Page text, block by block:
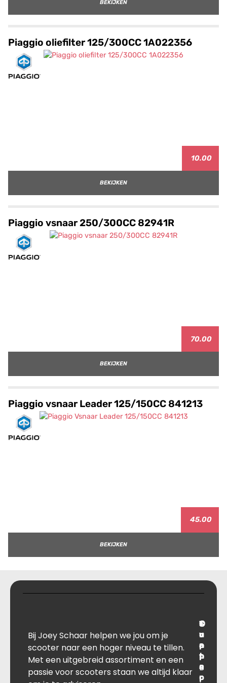
BEKIJKEN
Piaggio oliefilter 125/300CC 1A022356
10.00
BEKIJKEN
Piaggio vsnaar 250/300CC 82941R
70.00
BEKIJKEN
Piaggio vsnaar Leader 125/150CC 841213
45.00
BEKIJKEN
Bij Joey Schaar helpen we jou om je
scooter naar een hoger niveau te tillen.
Met een uitgebreid assortiment en een
passie voor scooters staan we altijd klaar
T
r
a
n
s
p
O
v
e
r
B
l
S
u
p
p
o
r
C
o
n
t
a
c